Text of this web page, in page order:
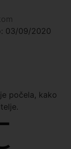
03/09/2020
počela, kako